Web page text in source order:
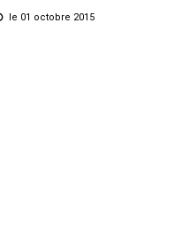
le 01 octobre 2015